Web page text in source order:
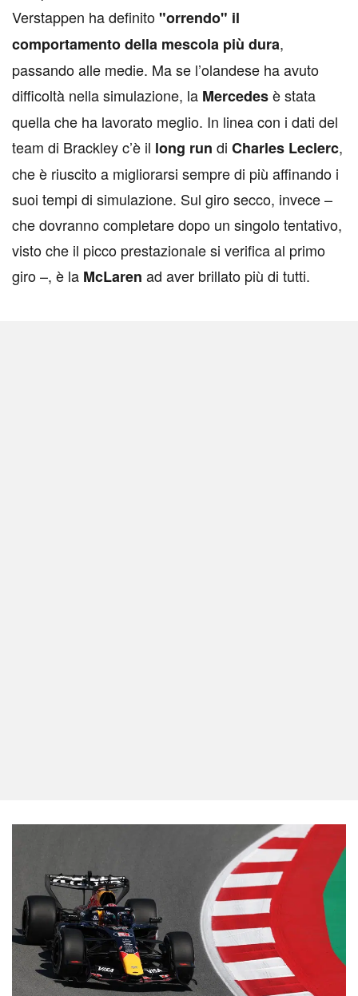
Verstappen ha definito"orrendo" il
comportamento della mescola più dura,
passando alle medie. Ma se l’olandese ha avuto
difficoltà nella simulazione, la Mercedesè stata
quella che ha lavorato meglio. In linea con i dati del
team di Brackley c’è il long run di Charles Leclerc,
che è riuscito a migliorarsi sempre di più affinando i
suoi tempi di simulazione. Sul giro secco, invece –
che dovranno completare dopo un singolo tentativo,
visto che il picco prestazionale si verifica al primo
giro –, è la McLaren ad aver brillato più di tutti.